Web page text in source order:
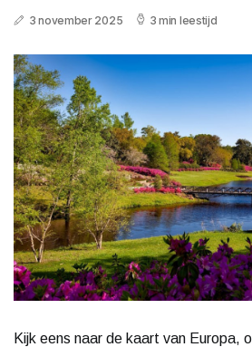
3 november 2025 3 min leestijd
Kijk eens naar de kaart van Europa,